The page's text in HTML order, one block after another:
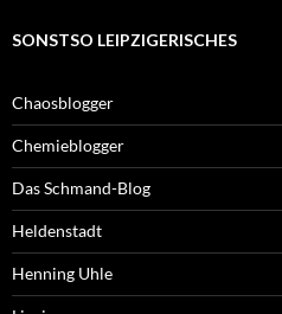
SONSTSO LEIPZIGERISCHES
Chaosblogger
Chemieblogger
Das Schmand-Blog
Heldenstadt
Henning Uhle